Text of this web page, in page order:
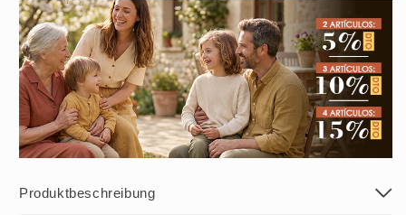
Effective
and
More
User-
friendly
Effective
and
More
User-
friendly
Produktbeschreibung